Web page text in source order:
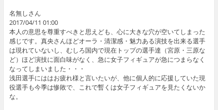
名無しさん
2017/04/11 01:00
本人の意思を尊重すべきと思えども、心に大きな穴が空いてしまった
感じです。真央さんほどオーラ・清潔感・魅力ある演技を出来る選手
は現れていないし、むしろ国内で現在トップの選手達（宮原・三原な
ど）ほど演技に面白味がなく、急に女子フィギュアが急につまらなく
なってしまいました・・・
浅田選手にははお疲れ様と言いたいが、他に個人的に応援していた現
役選手も今季は惨敗で、これで暫くは女子フィギュアを見たくないか
な。